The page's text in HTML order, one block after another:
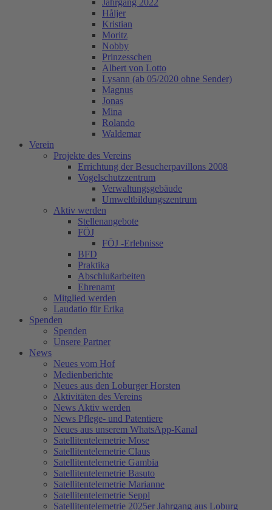
Håljer
Kristian
Moritz
Nobby
Prinzesschen
Albert von Lotto
Lysann (ab 05/2020 ohne Sender)
Magnus
Jonas
Mina
Rolando
Waldemar
Verein
Projekte des Vereins
Errichtung der Besucherpavillons 2008
Vogelschutzzentrum
Verwaltungsgebäude
Umweltbildungszentrum
Aktiv werden
Stellenangebote
FÖJ
FÖJ -Erlebnisse
BFD
Praktika
Abschlußarbeiten
Ehrenamt
Mitglied werden
Laudatio für Erika
Spenden
Spenden
Unsere Partner
News
Neues vom Hof
Medienberichte
Neues aus den Loburger Horsten
Aktivitäten des Vereins
News Aktiv werden
News Pflege- und Patentiere
Neues aus unserem WhatsApp-Kanal
Satellitentelemetrie Mose
Satellitentelemetrie Claus
Satellitentelemetrie Gambia
Satellitentelemetrie Basuto
Satellitentelemetrie Marianne
Satellitentelemetrie Seppl
Satellitentelemetrie 2025er Jahrgang aus Loburg